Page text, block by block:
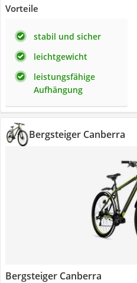
Vorteile
stabil und sicher
leichtgewicht
leistungsfähige
Aufhängung
Bergsteiger Canberra
Bergsteiger Canberra